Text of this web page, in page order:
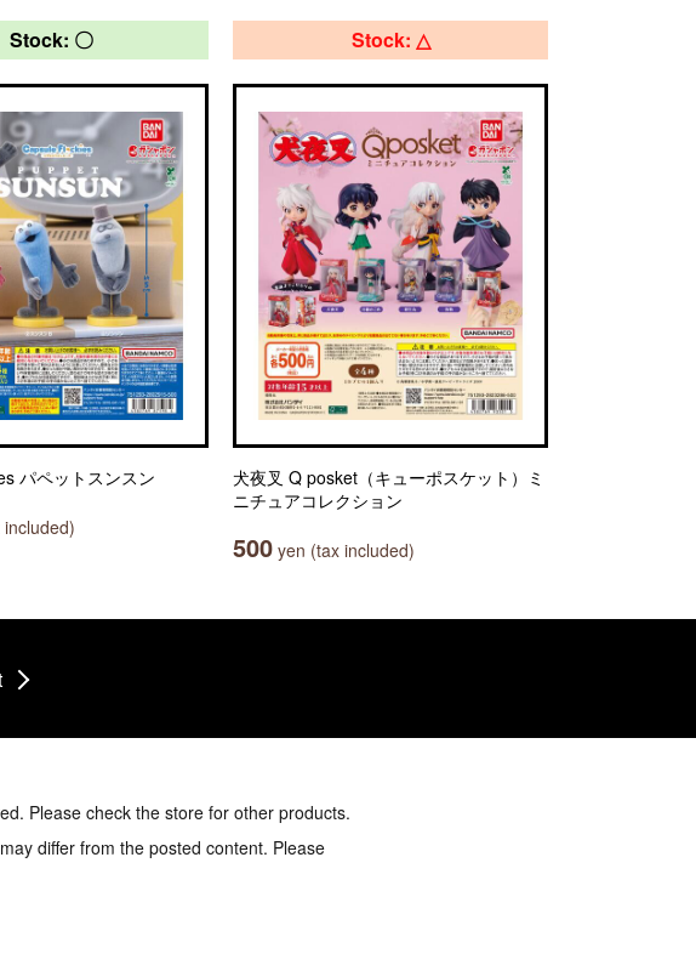
Stock: 〇
パペットスンスン
Stock: △
犬夜叉 Q posket（キューポスケット）ミ
ニチュアコレクション
500 yen (tax included)
Please check the store for other products.
differ from the posted content. Please